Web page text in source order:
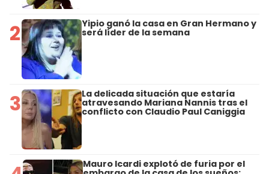
2 Yipio ganó la casa en Gran Hermano y
será líder de la semana
3 La delicada situación que estaría
atravesando Mariana Nannis tras el
conflicto con Claudio Paul Caniggia
Mauro Icardi explotó de furia por el